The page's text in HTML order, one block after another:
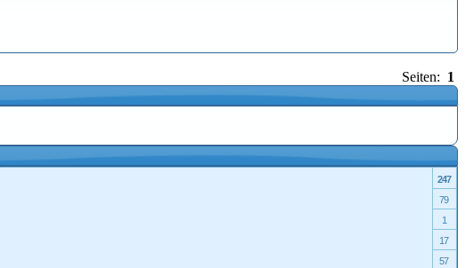
Seiten: 1
247
79
1
17
57